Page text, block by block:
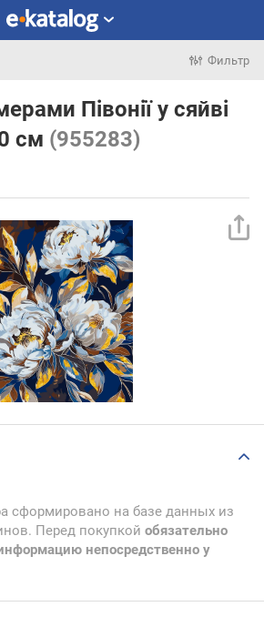
Фильтр
Півонії у сяйві
см (955283)
сформировано на базе данных из
Перед покупкой обязательно
непосредственно у